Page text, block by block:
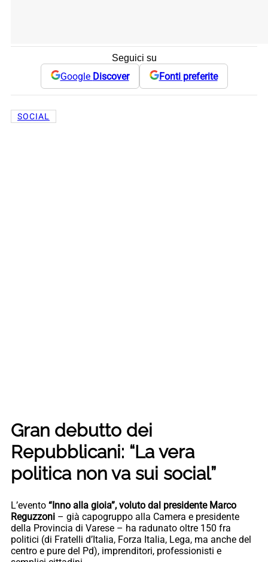
Seguici su
Google Discover Fonti preferite
SOCIAL
Gran debutto dei
Repubblicani: “La vera
politica non va sui social”
L’evento “Inno alla gioia”, voluto dal presidente Marco
Reguzzoni – già capogruppo alla Camera e presidente
della Provincia di Varese – ha radunato oltre 150 fra
politici (di Fratelli d’Italia, Forza Italia, Lega, ma anche del
centro e pure del Pd), imprenditori, professionisti e